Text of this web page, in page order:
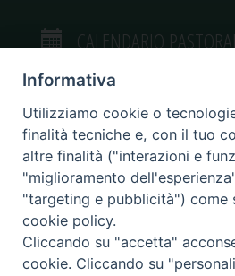
CALENDARIO
VIDEOGALLERY
PHOTOGALLERY
Informativa
Utilizziamo cookie o
finalità tecniche e, con il tuo
altre finalità ("interazioni e
"miglioramento
"targeting e pubblicità") come
cookie policy.
Cliccando su "accetta"
cookie. Cliccando su